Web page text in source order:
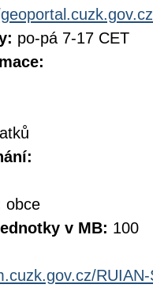
po-pá 7-17 CET
obce
v MB: 100